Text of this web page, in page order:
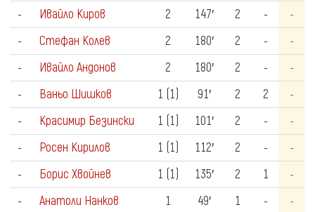
-
Ивайло Киров 2 147′ 2 -
-
-
Стефан Колев 2 180′ 2 -
-
-
Ивайло Андонов 2 180′ 2 -
-
-
Ваньо Шишков 1 (1) 91′ 2 2
-
-
Красимир Безински 1 (1) 101′ 2 -
-
-
Росен Кирилов 1 (1) 112′ 2 -
-
-
Борис Хвойнев 1 (1) 135′ 2 1
-
-
Анатоли Нанков 1 49′ 1 -
-